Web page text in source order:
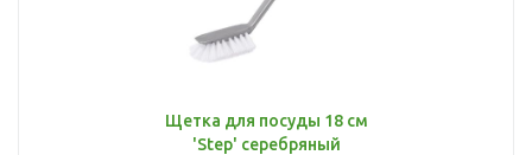
Щетка для посуды 18 см
'Step' серебряный